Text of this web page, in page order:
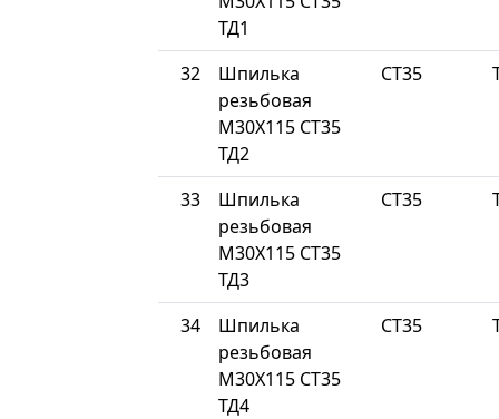
ТД1
32
Шпилька
резьбовая
М30Х115 СТ35
ТД2
СТ35
33
Шпилька
резьбовая
М30Х115 СТ35
ТД3
СТ35
34
Шпилька
резьбовая
М30Х115 СТ35
ТД4
СТ35